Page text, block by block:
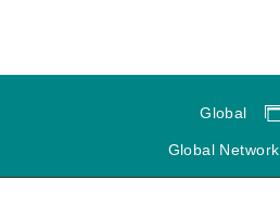
Global
Global Network